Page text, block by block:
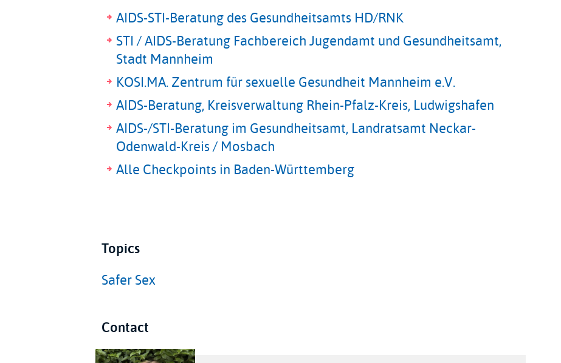
AIDS-STI-Beratung des Gesundheitsamts HD/RNK
STI / AIDS-Beratung Fachbereich Jugendamt und Gesundheitsamt,
Stadt Mannheim
KOSI.MA. Zentrum für sexuelle Gesundheit Mannheim e.V.
AIDS-Beratung, Kreisverwaltung Rhein-Pfalz-Kreis, Ludwigshafen
AIDS-/STI-Beratung im Gesundheitsamt, Landratsamt Neckar-
Odenwald-Kreis / Mosbach
Alle Checkpoints in Baden-Württemberg
Topics
Safer Sex
Contact